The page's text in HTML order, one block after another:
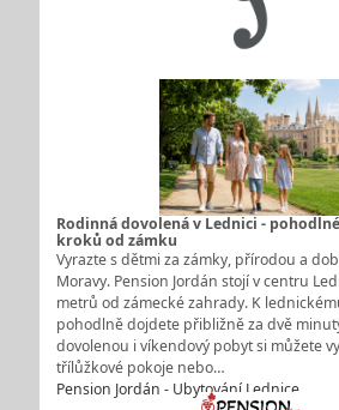
Rodinná dovolená v Lednici -
kroků od zámku
Vyrazte s dětmi za zámky, přírodou a
Moravy. Pension Jordán stojí v centru
metrů od zámecké zahrady. K
pohodlně dojdete přibližně za dvě
dovolenou i víkendový pobyt si můžete
třílůžkové pokoje nebo…
Pension Jordán - Ubytování Lednice